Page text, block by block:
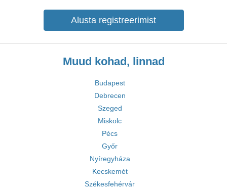
Alusta registreerimist
Muud kohad, linnad
Budapest
Debrecen
Szeged
Miskolc
Pécs
Győr
Nyíregyháza
Kecskemét
Székesfehérvár